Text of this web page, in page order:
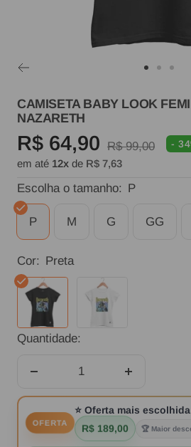
ao
1
aoao
3
CAMISETA BABY LOOK
NAZARETH
Preço
promocional
R$ 64,90 Preço
normal
R$ 99,00 -
em até 12x de R$ 7,63
Escolha o tamanho: P
P M G GG
Cor:
Preta
Preta
Branca
Quantidade:
quantidade
quantidade
OFERTA
⭐ Oferta mais
R$ 189,00
🏆 Maior